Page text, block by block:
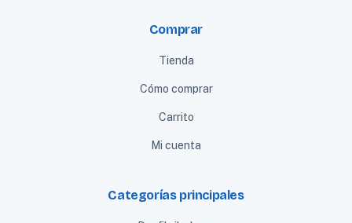
Comprar
Tienda
Cómo comprar
Carrito
Mi cuenta
Categorías principales